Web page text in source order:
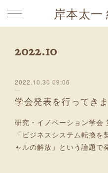
岸本太一
2022.10
2022.10.30 09:06
学会発表を行ってきま
研究・イノベーション学会
「ビジネスシステム転換
ャルの解放」という論題で